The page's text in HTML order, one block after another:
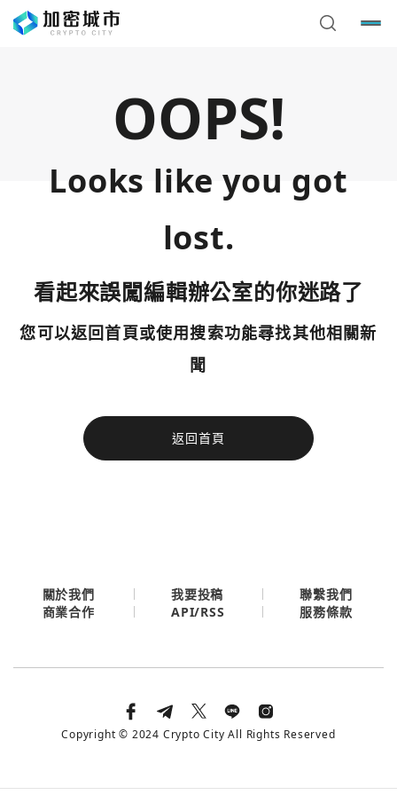
OOPS!
Looks like you got
lost.
看起來誤闖編輯辦公室的你迷路了
您可以返回首頁或使用搜索功能尋找其他相關新
聞
返回首頁
今日熱門
使用以下帳號繼續
您已閒置5分鐘，請點擊關閉按鈕或空白處，即可回到加密
今日熱門
關於我們 我要投稿
聯繫我們
商業合作
API/RSS 服務條款
Copyright © 2024 Crypto City All Rights Reserved